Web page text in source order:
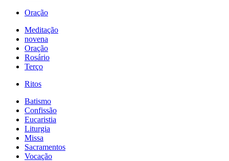
Oração
Meditação
novena
Oração
Rosário
Terço
Ritos
Batismo
Confissão
Eucaristia
Liturgia
Missa
Sacramentos
Vocação